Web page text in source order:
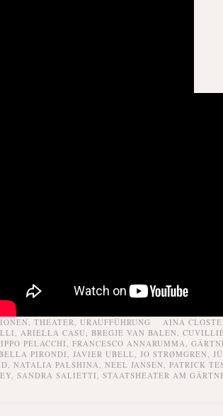
THEATER, URAUFFÜHRUNG AINA
, ARIELLA CASU, BREGJE VAN BALEN,
PELACCHI, FRANCESCO ANNARUMMA,
PIRONDI, JAVIER UBELL, JO STRØMGREN,
, NATALIA PALSHINA, NEEL JANSEN, PATRICK
, SANDRA SALIETTI, STAATSHEATER AM